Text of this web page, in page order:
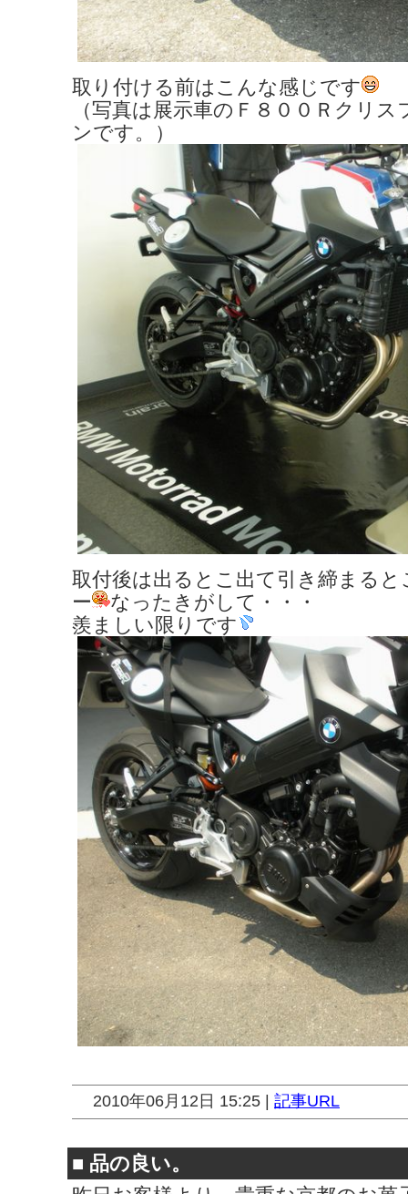
取り付ける前はこんな感じです
（写真は展示車のＦ８００Ｒクリ
ンです。）
取付後は出るとこ出て引き締まる
ー
なったきがして・・・
羨ましい限りです
2010年06月12日 15:25 | 記事URL
■ 品の良い。